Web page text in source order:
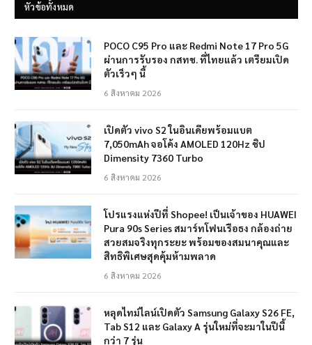
หัวข้อทั้งหมด
POCO C95 Pro และ Redmi Note 17 Pro 5G
ผ่านการรับรอง กสทช. ที่ไทยแล้ว เตรียมเปิด
ตัวเร็วๆ นี้
6 สิงหาคม 2026
เปิดตัว vivo S2 ในอินเดียพร้อมแบต
7,050mAh จอโค้ง AMOLED 120Hz ชิป
Dimensity 7360 Turbo
6 สิงหาคม 2026
โปรแรงแห่งปีที่ Shopee! เป็นเจ้าของ HUAWEI
Pura 90s Series สมาร์ทโฟนเรือธง กล้องถ่าย
สวยสมจริงทุกระยะ พร้อมของสมนาคุณและ
สิทธิพิเศษสุดคุ้มห้ามพลาด
6 สิงหาคม 2026
หลุดไทม์ไลน์เปิดตัว Samsung Galaxy S26 FE,
Tab S12 และ Galaxy A รุ่นใหม่ที่จะมาในปีนี้
กว่า 7 รุ่น